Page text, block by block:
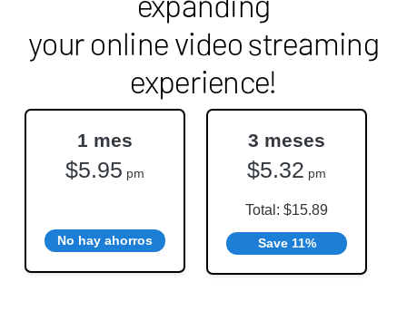
your online video streaming
experience!
1 mes
$5.95 pm
No hay ahorros
3 meses
$5.32 pm
Total: $15.89
Save 11%